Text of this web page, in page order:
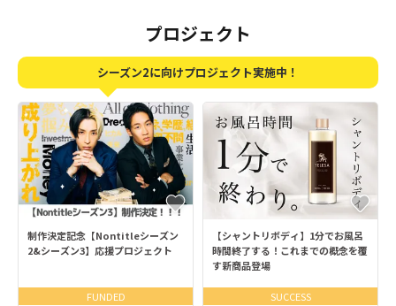
プロジェクト
シーズン2に向けプロジェクト実施中！
制作決定記念【Nontitleシーズン
2&シーズン3】応援プロジェクト
FUNDED
【シャントリボディ】1分でお風呂
時間終了する！これまでの概念を覆
す新商品登場
SUCCESS